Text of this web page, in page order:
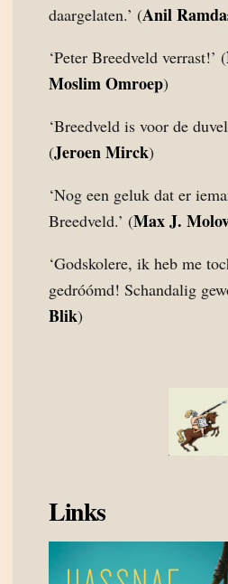
daargelaten.’ (Anil
‘Peter Breedveld verrast!’ (
Moslim Omroep)
‘Breedveld is voor de
(Jeroen Mirck)
‘Nog een geluk dat er
Breedveld.’ (Max J.
‘Godskolere, ik heb me
gedróómd! Schandalig
Blik)
Links